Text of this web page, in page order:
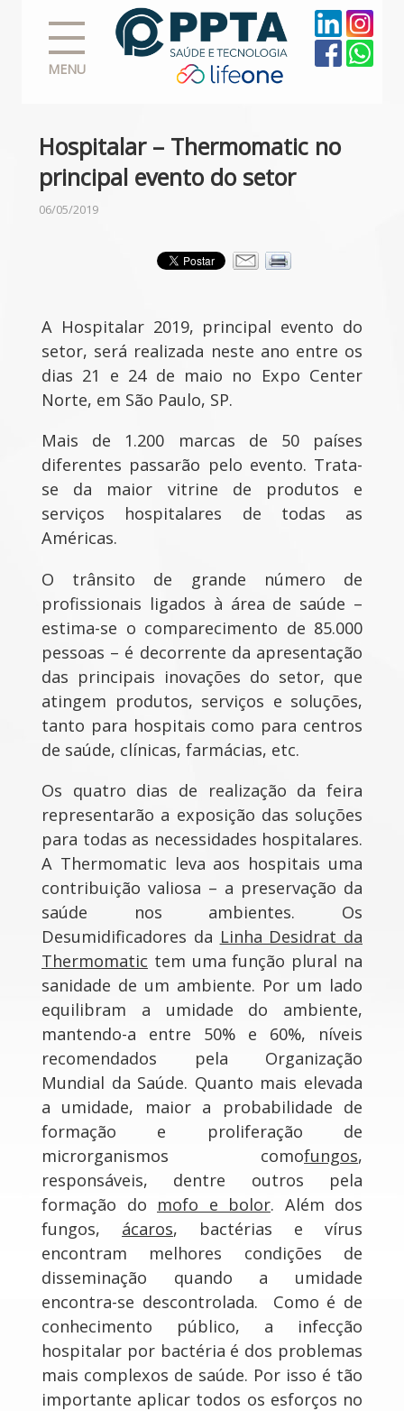
MENU
Hospitalar – Thermomatic no
principal evento do setor
06/05/2019
A Hospitalar 2019, principal evento do
setor, será realizada neste ano entre os
dias 21 e 24 de maio no Expo Center
Norte, em São Paulo, SP.
Mais de 1.200 marcas de 50 países
diferentes passarão pelo evento. Trata-
se da maior vitrine de produtos e
serviços hospitalares de todas as
Américas.
O trânsito de grande número de
profissionais ligados à área de saúde –
estima-se o comparecimento de 85.000
pessoas – é decorrente da apresentação
das principais inovações do setor, que
atingem produtos, serviços e soluções,
tanto para hospitais como para centros
de saúde, clínicas, farmácias, etc.
Os quatro dias de realização da feira
representarão a exposição das soluções
para todas as necessidades hospitalares.
A Thermomatic leva aos hospitais uma
contribuição valiosa – a preservação da
saúde nos ambientes. Os
Desumidificadores da Linha Desidrat da
Thermomatic tem uma função plural na
sanidade de um ambiente. Por um lado
equilibram a umidade do ambiente,
mantendo-a entre 50% e 60%, níveis
recomendados pela Organização
Mundial da Saúde. Quanto mais elevada
a umidade, maior a probabilidade de
formação e proliferação de
microrganismos comofungos,
responsáveis, dentre outros pela
formação do mofo e bolor. Além dos
fungos, ácaros, bactérias e vírus
encontram melhores condições de
disseminação quando a umidade
encontra-se descontrolada. Como é de
conhecimento público, a infecção
hospitalar por bactéria é dos problemas
mais complexos de saúde. Por isso é tão
importante aplicar todos os esforços no